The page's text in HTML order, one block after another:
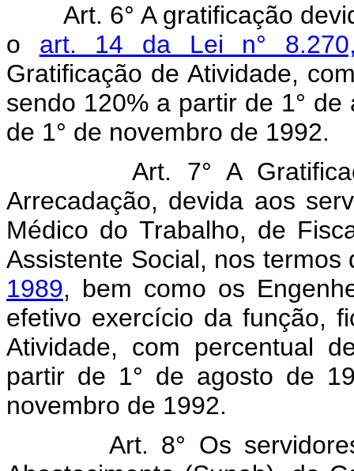
Art. 6° A gratificação
o art. 14 da Lei n°
Gratificação de Atividade,
sendo 120% a partir de 1°
de 1° de novembro de 1992.
Art. 7° A
Arrecadação, devida aos
Médico do Trabalho, de
Assistente Social, nos
1989, bem como os
efetivo exercício da função,
Atividade, com percentual
partir de 1° de agosto de
novembro de 1992.
Art. 8° Os